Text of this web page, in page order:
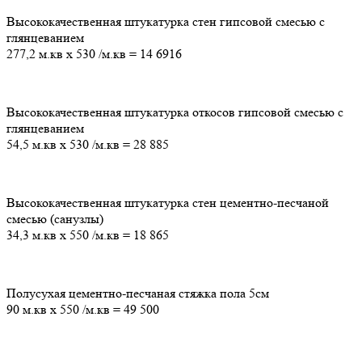
Высококачественная штукатурка стен гипсовой смесью с
глянцеванием
277,2 м.кв х 530 /м.кв = 14 6916
Высококачественная штукатурка откосов гипсовой смесью с
глянцеванием
54,5 м.кв х 530 /м.кв = 28 885
Высококачественная штукатурка стен цементно-песчаной
смесью (санузлы)
34,3 м.кв х 550 /м.кв = 18 865
Полусухая цементно-песчаная стяжка пола 5см
90 м.кв х 550 /м.кв = 49 500